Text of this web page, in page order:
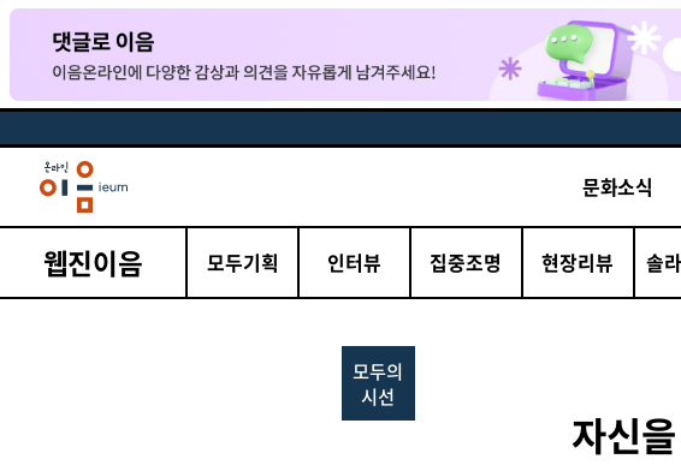
문화소식
웹진이음 모두기획 인터뷰 집중조명 현장리뷰 솔
모두의
시선
자신